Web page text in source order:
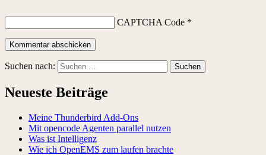
CAPTCHA Code *
Suchen nach:
Neueste Beiträge
Meine Thunderbird Add-Ons
Mit opencode Agenten parallel nutzen
Was ist Intelligenz
Wie ich OpenEMS zum laufen brachte